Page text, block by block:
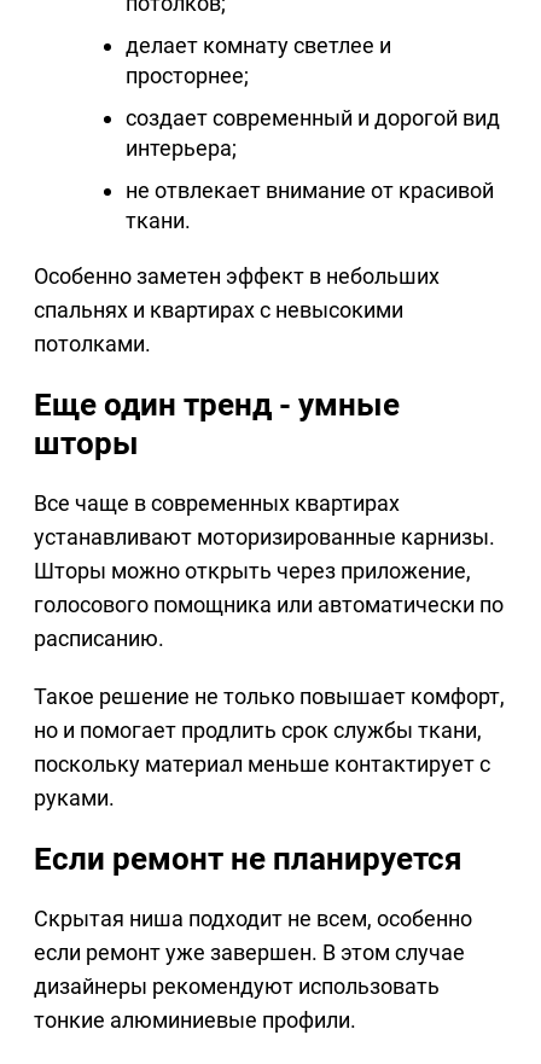
делает комнату светлее и
просторнее;
создает современный и дорогой вид
интерьера;
не отвлекает внимание от красивой
ткани.
Особенно заметен эффект в небольших
спальнях и квартирах с невысокими
потолками.
Еще один тренд - умные
шторы
Все чаще в современных квартирах
устанавливают моторизированные карнизы.
Шторы можно открыть через приложение,
голосового помощника или автоматически по
расписанию.
Такое решение не только повышает комфорт,
но и помогает продлить срок службы ткани,
поскольку материал меньше контактирует с
руками.
Если ремонт не планируется
Скрытая ниша подходит не всем, особенно
если ремонт уже завершен. В этом случае
дизайнеры рекомендуют использовать
тонкие алюминиевые профили.